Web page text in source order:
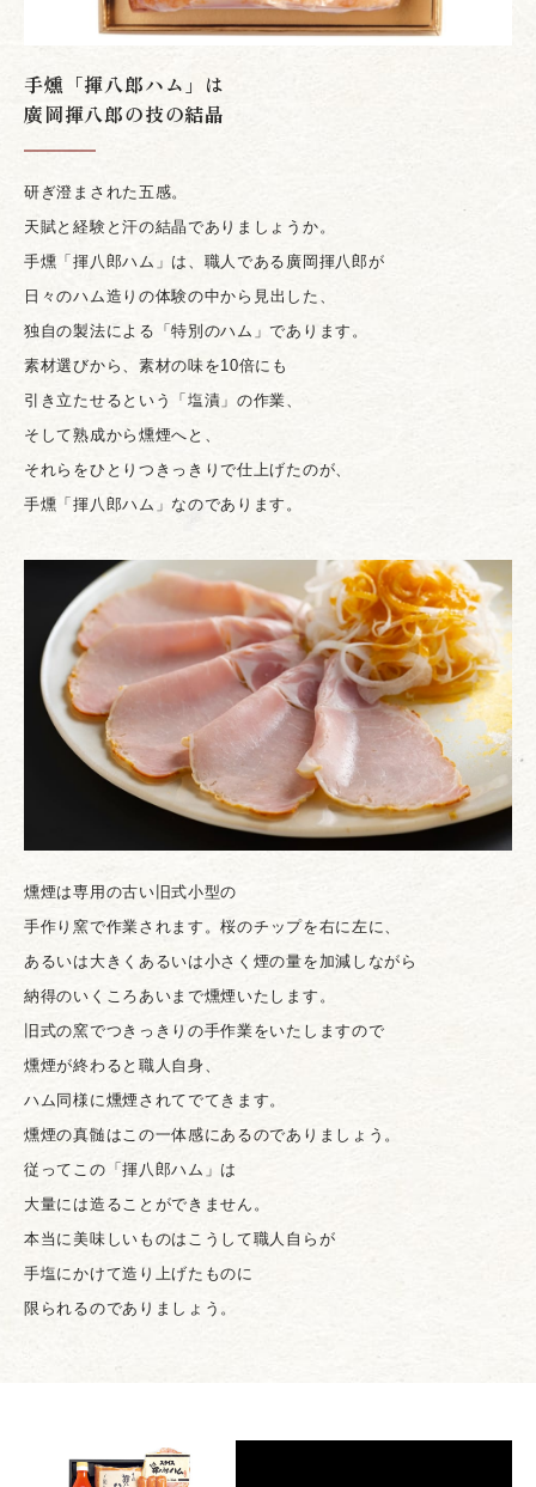
手燻「揮八郎ハム」は
廣岡揮八郎の技の結晶
研ぎ澄まされた五感。
天賦と経験と汗の結晶でありましょうか。
手燻「揮八郎ハム」は、職人である廣岡揮八郎が
日々のハム造りの体験の中から見出した、
独自の製法による「特別のハム」であります。
素材選びから、素材の味を10倍にも
引き立たせるという「塩漬」の作業、
そして熟成から燻煙へと、
それらをひとりつきっきりで仕上げたのが、
手燻「揮八郎ハム」なのであります。
燻煙は専用の古い旧式小型の
手作り窯で作業されます。桜のチップを右に左に、
あるいは大きくあるいは小さく煙の量を加減しながら
納得のいくころあいまで燻煙いたします。
旧式の窯でつきっきりの手作業をいたしますので
燻煙が終わると職人自身、
ハム同様に燻煙されてでてきます。
燻煙の真髄はこの一体感にあるのでありましょう。
従ってこの「揮八郎ハム」は
大量には造ることができません。
本当に美味しいものはこうして職人自らが
手塩にかけて造り上げたものに
限られるのでありましょう。